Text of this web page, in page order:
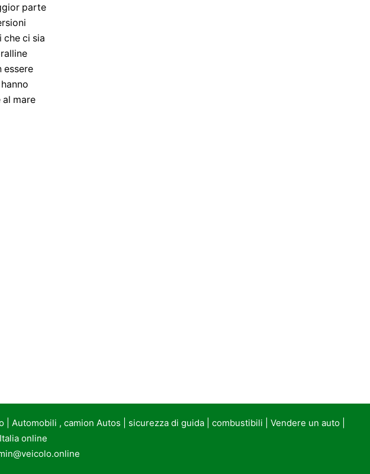
parte
che ci sia
essere
mare
| Automobili , camion Autos sicurezza di guida| combustibili Vendere un auto|
online